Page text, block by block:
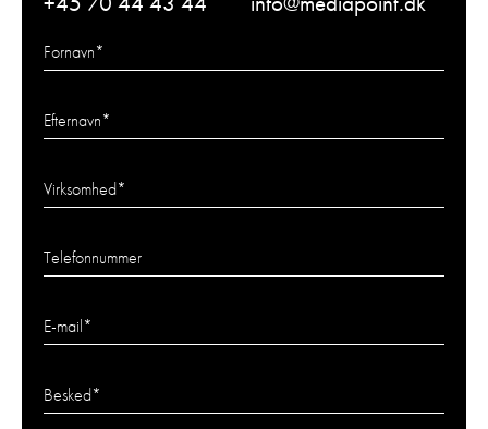
Fornavn*
Efternavn*
Virksomhed*
Telefonnummer
E-mail*
Besked*